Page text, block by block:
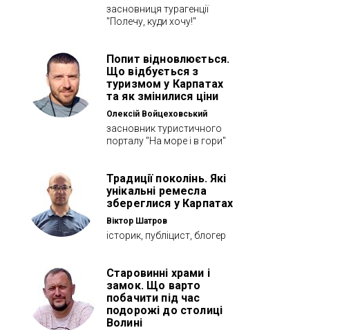
засновниця турагенції
"Полечу, куди хочу!"
Попит відновлюється.
Що відбується з
туризмом у Карпатах
та як змінилися ціни
Олексій Войцеховський
засновник туристичного
порталу "На море і в гори"
Традиції поколінь. Які
унікальні ремесла
збереглися у Карпатах
Віктор Шатров
історик, публіцист, блогер
Старовинні храми і
замок. Що варто
побачити під час
подорожі до столиці
Волині